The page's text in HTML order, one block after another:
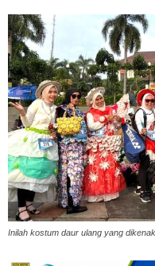
Inilah kostum daur ulang yang